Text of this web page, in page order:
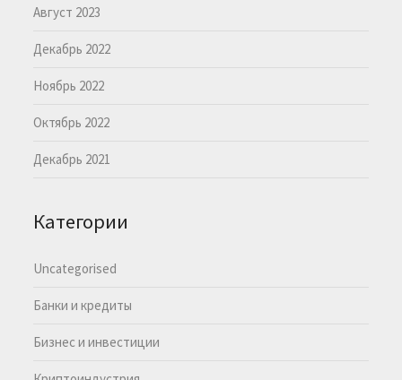
Август 2023
Декабрь 2022
Ноябрь 2022
Октябрь 2022
Декабрь 2021
Категории
Uncategorised
Банки и кредиты
Бизнес и инвестиции